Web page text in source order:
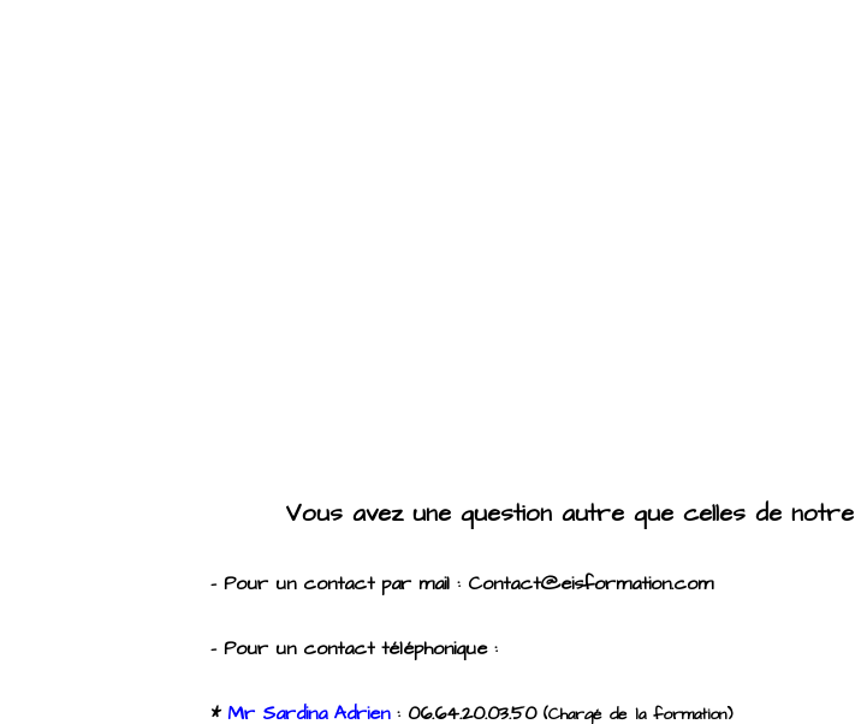
Vous avez une question autre que celles de notre
- Pour un contact par mail : Contact@eisformation.com
- Pour un contact téléphonique :
* Mr Sardina Adrien: 06.64.20.03.50 (Chargé de la formation)